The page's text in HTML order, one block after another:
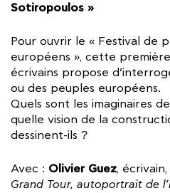
Sotiropoulos »
Pour ouvrir le « Festival de
européens », cette
écrivains propose
ou des peuples européens.
Quels sont les imaginaires
quelle vision de la
dessinent-ils ?
Avec : Olivier Guez,
Grand Tour, autoportrait de